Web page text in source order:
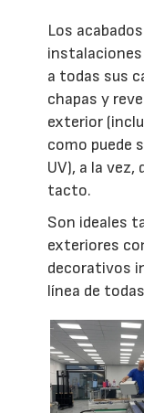
Los
instalaciones
a todas sus
chapas y
exterior
como puede
UV), a la
tacto.
Son ideales
exteriores
decorativos
línea de